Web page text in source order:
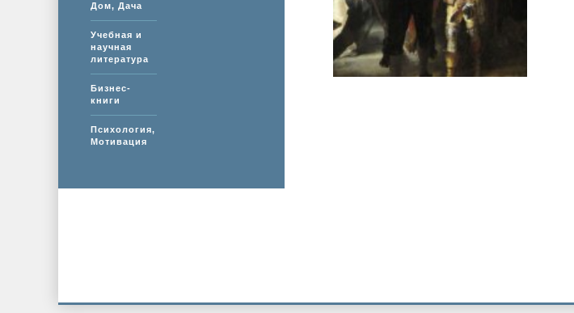
Дом, Дача
Учебная и
научная
литература
Бизнес-
книги
Психология,
Мотивация